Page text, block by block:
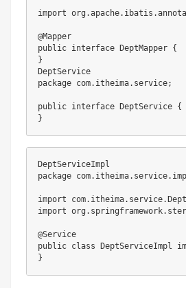
import org .apache. ibatis .
@Mapper
public interface DeptMapper {
}
DeptService
package com. itheima. service;
public interface DeptService {
}
DeptServiceImpl
package com. itheima. service.
import com. itheima. service.
import org . springframework.
@Service
public class DeptServiceImpl
}